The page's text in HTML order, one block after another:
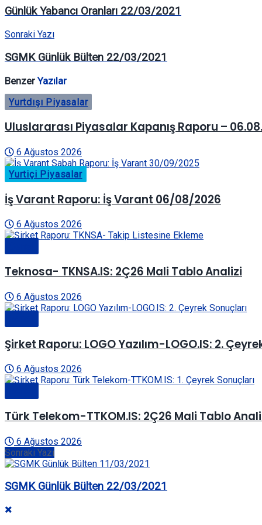
Günlük Yabancı Oranları 22/03/2021
Sonraki Yazı
SGMK Günlük Bülten 22/03/2021
BenzerYazılar
Yurtdışı Piyasalar
Uluslararası Piyasalar Kapanış Raporu –
6 Ağustos 2026
Yurtiçi Piyasalar
İş Varant Raporu: İş Varant 06/08/2026
6 Ağustos 2026
Teknosa- TKNSA.IS: 2Ç26 Mali Tablo Analizi
6 Ağustos 2026
Şirket Raporu: LOGO Yazılım-LOGO.IS: 2.
6 Ağustos 2026
Türk Telekom-TTKOM.IS: 2Ç26 Mali Tablo
6 Ağustos 2026
Sonraki Yazı
SGMK Günlük Bülten 22/03/2021